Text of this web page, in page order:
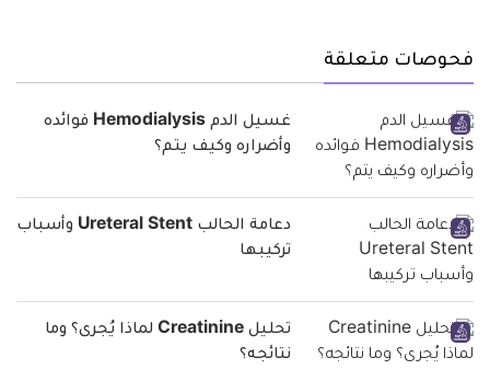
فحوصات متعلقة
غسيل الدم Hemodialysis فوائده
وأضراره وكيف يتم؟
دعامة الحالب Ureteral Stent وأسباب
تركيبها
تحليل Creatinine لماذا يُجرى؟ وما
نتائجه؟